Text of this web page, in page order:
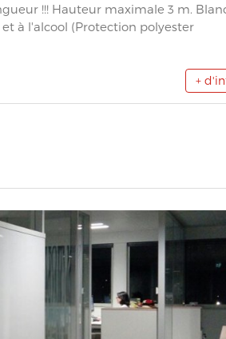
!!! Hauteur maximale 3 m.
à l'alcool (Protection polyester
+